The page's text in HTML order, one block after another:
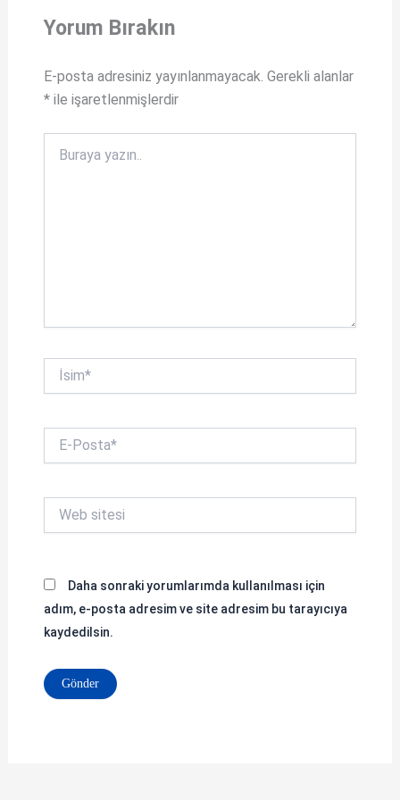
A
p
o
k
Yorum Bırakın
E-posta adresiniz yayınlanmayacak. Gerekli alanlar
*ile işaretlenmişlerdir
yazın..
İsim*
Posta*
sitesi
Daha sonraki yorumlarımda kullanılması için
adım, e-posta adresim ve site adresim bu tarayıcıya
kaydedilsin.